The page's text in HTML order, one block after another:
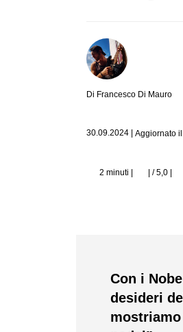
Di Francesco Di Mauro
30.09.2024 Aggiornato
2 minuti | | / 5,0 |
Con i
desideri